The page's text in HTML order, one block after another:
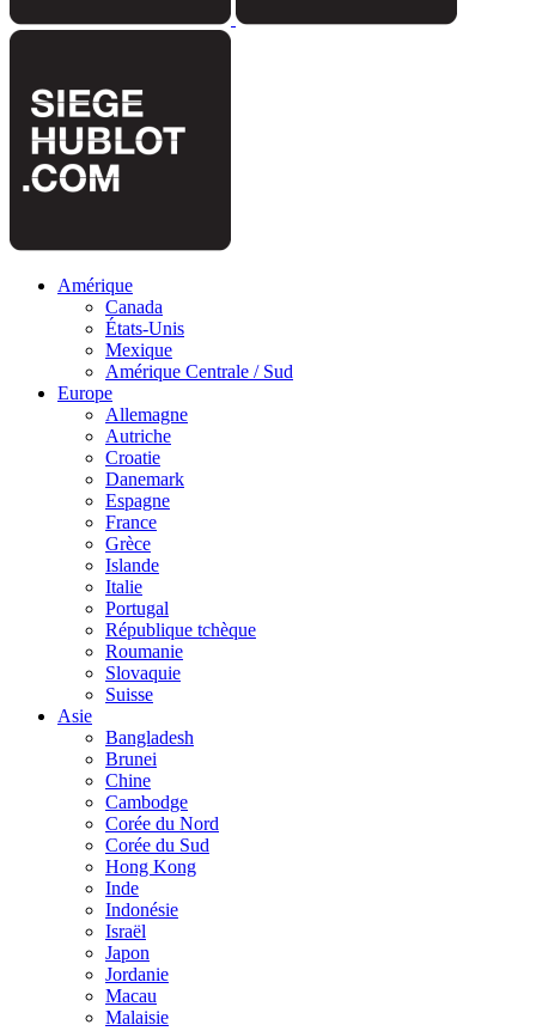
Amérique
Canada
États-Unis
Mexique
Amérique Centrale / Sud
Europe
Allemagne
Autriche
Croatie
Danemark
Espagne
France
Grèce
Islande
Italie
Portugal
République tchèque
Roumanie
Slovaquie
Suisse
Asie
Bangladesh
Brunei
Chine
Cambodge
Corée du Nord
Corée du Sud
Hong Kong
Inde
Indonésie
Israël
Japon
Jordanie
Macau
Malaisie